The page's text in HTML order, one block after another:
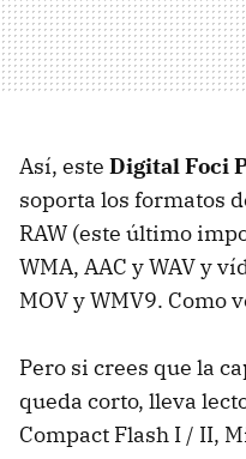
Así, este Digital Foci
soporta los formatos
RAW (este último
WMA, AAC y WAV y
MOV y WMV9. Como
Pero si crees que la
queda corto, lleva
Compact Flash I / II,